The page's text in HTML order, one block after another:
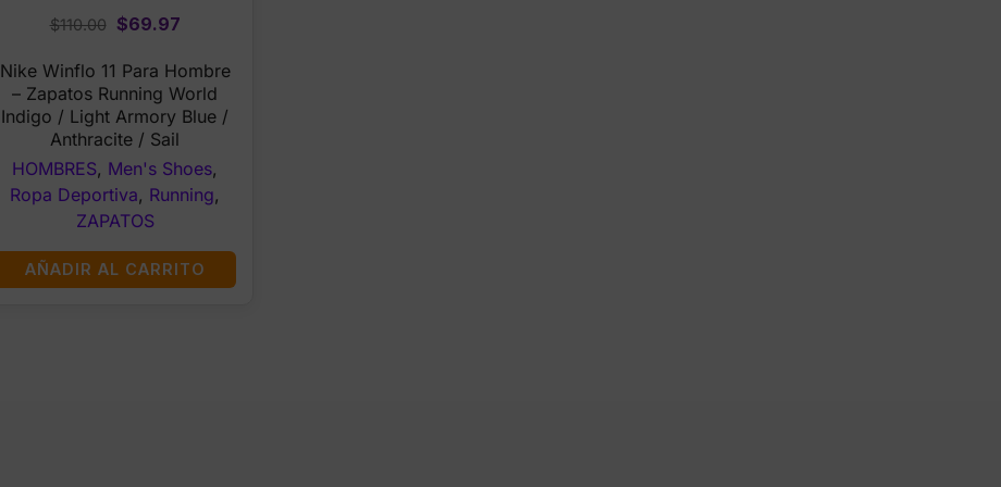
$110.00
Original
was:
$110.00.
$69.97Current
is:
$69.97.
Nike Winflo 11 Para Hombre
– Zapatos Running World
Indigo / Light Armory Blue /
Anthracite / Sail
HOMBRES, Men's Shoes,
Ropa Deportiva, Running,
ZAPATOS
AÑADIR AL CARRITO